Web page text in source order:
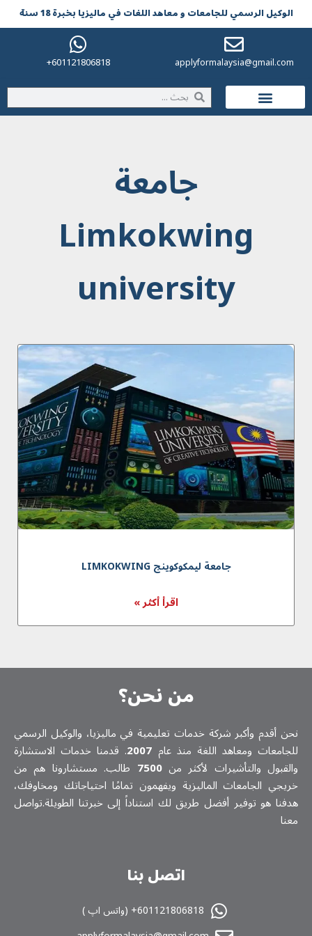
الوکیل الرسمي للجامعات و معاهد اللغات في مالیزیا بخبرة 18 سنة
applyformalaysia@gmail.com
601121806818+
جامعة
Limkokwing
university
جامعة لیمکوکوینج LIMKOKWING
اقرأ أكثر »
من نحن؟
نحن أقدم وأكبر شركة خدمات تعلیمیة في ماليزيا، والوكيل الرسمي
للجامعات ومعاهد اللغة منذ عام 2007. قدمنا خدمات الاستشارة
والقبول والتأشيرات لأكثر من7500 طالب. مستشارونا هم من
خريجي الجامعات الماليزية ويفهمون تمامًا احتياجاتك ومخاوفك،
هدفنا هو توفير أفضل طريق لك استناداً إلى خبرتنا الطويلة.تواصل
معنا
اتصل بنا
601121806818+ (واتس اپ )